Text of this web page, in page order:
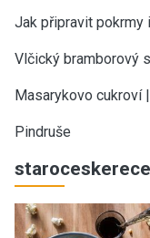
Jak připravit pokrmy
Vlčický bramborový
Masarykovo cukroví
Pindruše